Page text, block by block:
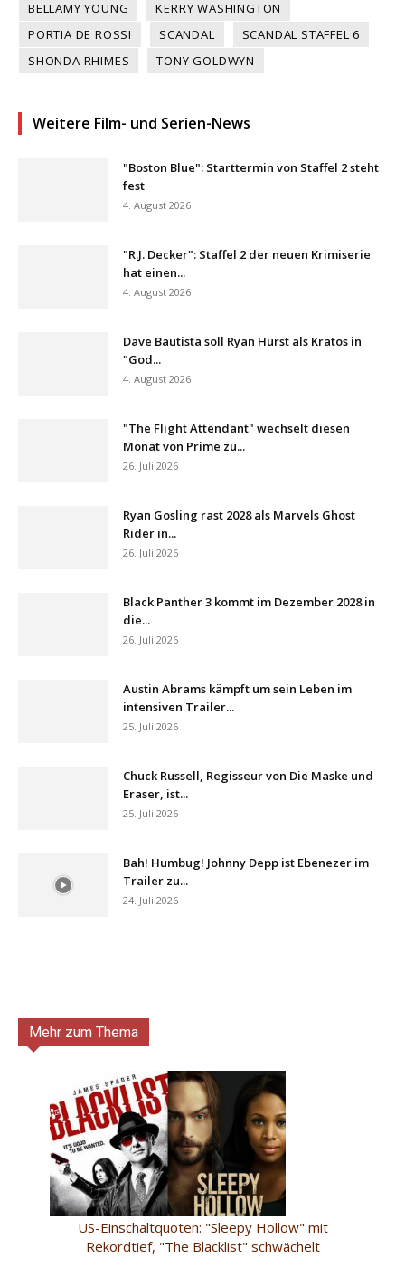
BELLAMY YOUNG
KERRY WASHINGTON
PORTIA DE ROSSI
SCANDAL
SCANDAL STAFFEL 6
SHONDA RHIMES
TONY GOLDWYN
Weitere Film- und Serien-News
"Boston Blue": Starttermin von Staffel 2 steht
fest
4. August 2026
"R.J. Decker": Staffel 2 der neuen Krimiserie
hat einen...
4. August 2026
Dave Bautista soll Ryan Hurst als Kratos in
"God...
4. August 2026
"The Flight Attendant" wechselt diesen
Monat von Prime zu...
26. Juli 2026
Ryan Gosling rast 2028 als Marvels Ghost
Rider in...
26. Juli 2026
Black Panther 3 kommt im Dezember 2028 in
die...
26. Juli 2026
Austin Abrams kämpft um sein Leben im
intensiven Trailer...
25. Juli 2026
Chuck Russell, Regisseur von Die Maske und
Eraser, ist...
25. Juli 2026
Bah! Humbug! Johnny Depp ist Ebenezer im
Trailer zu...
24. Juli 2026
Mehr zum Thema
US-Einschaltquoten: "Sleepy Hollow" mit
Rekordtief, "The Blacklist" schwächelt